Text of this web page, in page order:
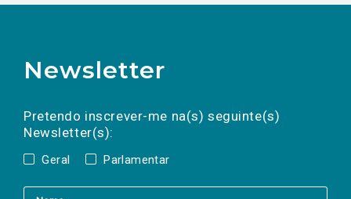
Newsletter
Pretendo inscrever-me na(s) seguinte(s)
Newsletter(s):
Geral Parlamentar
a(s) newsletter(s).
mail